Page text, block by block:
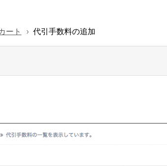
ート 代引手数料の追加